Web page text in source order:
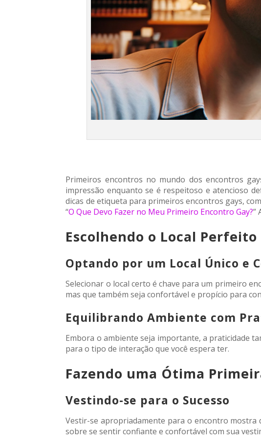
Primeiros encontros no mundo dos encontros
impressão enquanto se é respeitoso e atencioso
dicas de etiqueta para primeiros encontros gays,
“O Que Devo Fazer no Meu Primeiro Encontro Gay?”
Escolhendo o Local
Optando por um Local Único e
Selecionar o local certo é chave para um primeiro
mas que também seja confortável e propício para
Equilibrando Ambiente com
Embora o ambiente seja importante, a praticidade
para o tipo de interação que você espera ter.
Fazendo uma Ótima
Vestindo-se para o Sucesso
Vestir-se apropriadamente para o encontro mostra
sobre se sentir confiante e confortável com sua